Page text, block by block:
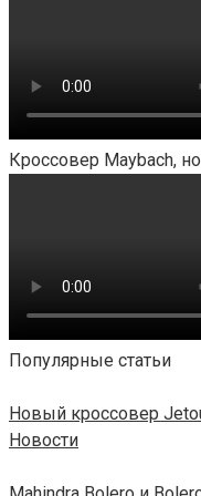
Кроссовер Maybach,
Популярные статьи
Новый кроссовер
Новости